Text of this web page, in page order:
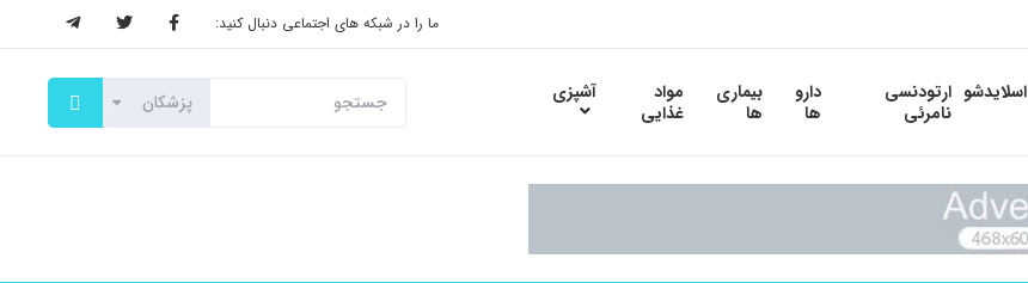
ما را در شبکه های اجتماعی دنبال کنید:
اسلایدشو ارتودنسی
نامرئی
دارو
ها
بیماری
ها
مواد
غذایی
آشپزی